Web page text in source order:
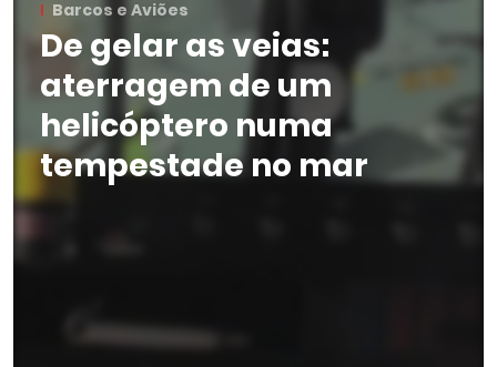
Barcos e Aviões
De gelar as veias:
aterragem de um
helicóptero numa
tempestade no mar